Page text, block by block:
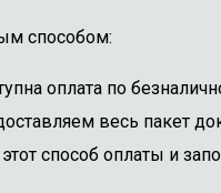
способом:
оплата по
весь пакет
способ оплаты и